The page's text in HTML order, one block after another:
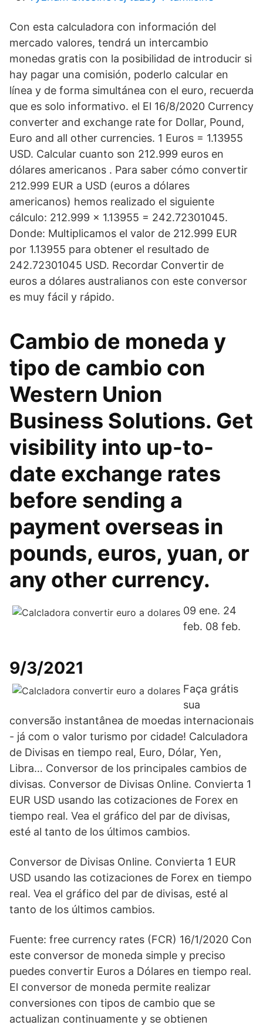
Con esta calculadora con información del
mercado valores, tendrá un intercambio
monedas gratis con la posibilidad de introducir si
hay pagar una comisión, poderlo calcular en
línea y de forma simultánea con el euro, recuerda
que es solo informativo. el El 16/8/2020 Currency
converter and exchange rate for Dollar, Pound,
Euro and all other currencies. 1 Euros = 1.13955
USD. Calcular cuanto son 212.999 euros en
dólares americanos . Para saber cómo convertir
212.999 EUR a USD (euros a dólares
americanos) hemos realizado el siguiente
cálculo: 212.999 x 1.13955 = 242.72301045.
Donde: Multiplicamos el valor de 212.999 EUR
por 1.13955 para obtener el resultado de
242.72301045 USD. Recordar Convertir de
euros a dólares australianos con este conversor
es muy fácil y rápido.
Cambio de moneda y
tipo de cambio con
Western Union
Business Solutions. Get
visibility into up-to-
date exchange rates
before sending a
payment overseas in
pounds, euros, yuan, or
any other currency.
09 ene. 24
feb. 08 feb.
9/3/2021
Faça grátis
sua
conversão instantânea de moedas internacionais
- já com o valor turismo por cidade! Calculadora
de Divisas en tiempo real, Euro, Dólar, Yen,
Libra… Conversor de los principales cambios de
divisas. Conversor de Divisas Online. Convierta 1
EUR USD usando las cotizaciones de Forex en
tiempo real. Vea el gráfico del par de divisas,
esté al tanto de los últimos cambios.
Conversor de Divisas Online. Convierta 1 EUR
USD usando las cotizaciones de Forex en tiempo
real. Vea el gráfico del par de divisas, esté al
tanto de los últimos cambios.
Fuente: free currency rates (FCR) 16/1/2020 Con
este conversor de moneda simple y preciso
puedes convertir Euros a Dólares en tiempo real.
El conversor de moneda permite realizar
conversiones con tipos de cambio que se
actualizan continuamente y se obtienen